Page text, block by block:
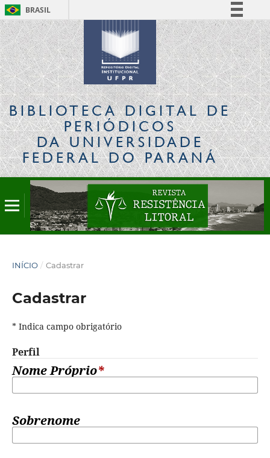
BRASIL
Simplifique!
Comunica BR
Participe
Acesso à informação
Legislação
Canais
BIBLIOTECA DIGITALDE
PERIÓDICOS
DA UNIVERSIDADE
FEDERAL DO PARANÁ
INÍCIO / Cadastrar
Cadastrar
* Indica campo obrigatório
Perfil
Nome Próprio*
Sobrenome